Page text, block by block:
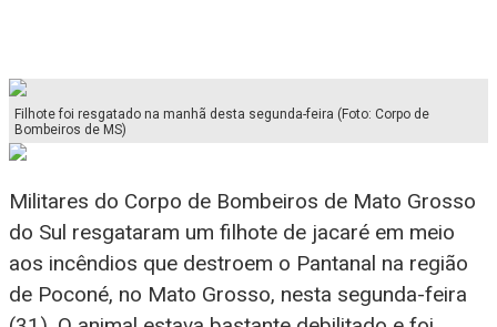
Filhote foi resgatado na manhã desta segunda-feira (Foto: Corpo de
Bombeiros de MS)
Militares do Corpo de Bombeiros de Mato Grosso
do Sul resgataram um filhote de jacaré em meio
aos incêndios que destroem o Pantanal na região
de Poconé, no Mato Grosso, nesta segunda-feira